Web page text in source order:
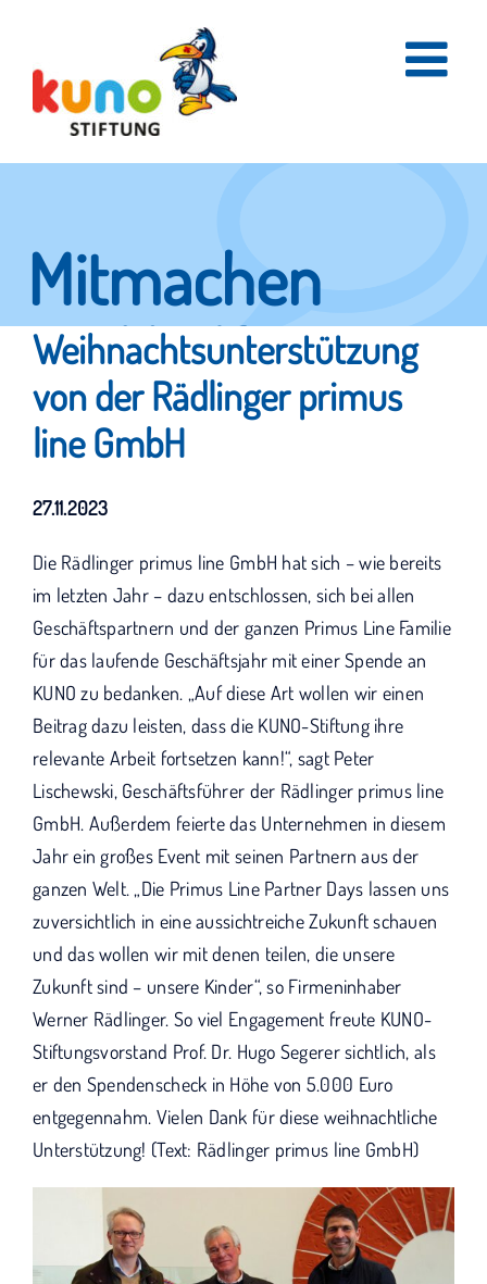
content
Mitmachen
und helfen.
Hier erfahren Sie, wie fleißige Helfer
Weihnachtsunterstützung
von der Rädlinger primus
line GmbH
27.11.2023
Die Rädlinger primus line GmbH hat sich – wie bereits
im letzten Jahr – dazu entschlossen, sich bei allen
Geschäftspartnern und der ganzen Primus Line Familie
für das laufende Geschäftsjahr mit einer Spende an
KUNO zu bedanken. „Auf diese Art wollen wir einen
Beitrag dazu leisten, dass die KUNO-Stiftung ihre
relevante Arbeit fortsetzen kann!“, sagt Peter
Lischewski, Geschäftsführer der Rädlinger primus line
GmbH. Außerdem feierte das Unternehmen in diesem
Jahr ein großes Event mit seinen Partnern aus der
ganzen Welt. „Die Primus Line Partner Days lassen uns
zuversichtlich in eine aussichtreiche Zukunft schauen
und das wollen wir mit denen teilen, die unsere
Zukunft sind – unsere Kinder“, so Firmeninhaber
Werner Rädlinger. So viel Engagement freute KUNO-
Stiftungsvorstand Prof. Dr. Hugo Segerer sichtlich, als
er den Spendenscheck in Höhe von 5.000 Euro
entgegennahm. Vielen Dank für diese weihnachtliche
Unterstützung! (Text: Rädlinger primus line GmbH)